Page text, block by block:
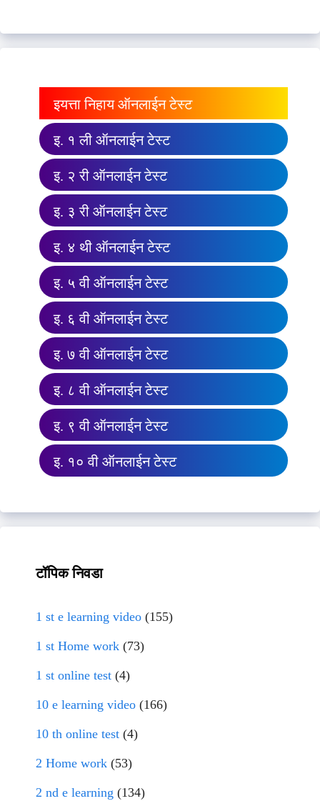
इयत्ता निहाय ऑनलाईन टेस्ट
इ. १ ली ऑनलाईन टेस्ट
इ. २ री ऑनलाईन टेस्ट
इ. ३ री ऑनलाईन टेस्ट
इ. ४ थी ऑनलाईन टेस्ट
इ. ५ वी ऑनलाईन टेस्ट
इ. ६ वी ऑनलाईन टेस्ट
इ. ७ वी ऑनलाईन टेस्ट
इ. ८ वी ऑनलाईन टेस्ट
इ. ९ वी ऑनलाईन टेस्ट
इ. १० वी ऑनलाईन टेस्ट
टॉपिक निवडा
1 st e learning video (155)
1 st Home work (73)
1 st online test (4)
10 e learning video (166)
10 th online test (4)
2 Home work (53)
2 nd e learning (134)